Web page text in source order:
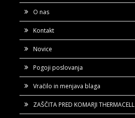
O nas
Kontakt
Novice
Pogoji poslovanja
Vračilo in menjava blaga
ZAŠČITA PRED KOMARJI THERMACELL